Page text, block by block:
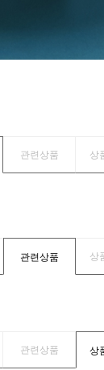
관련상품 상
관련상품 상
관련상품 상